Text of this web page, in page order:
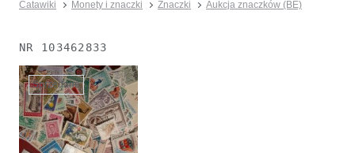
Catawiki Monety i znaczki Znaczki Aukcja znaczków (BE)
NR 103462833
Sprzedane